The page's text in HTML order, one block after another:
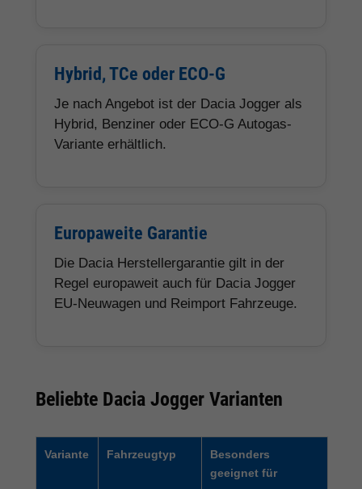
Hybrid, TCe oder ECO-G
Je nach Angebot ist der Dacia Jogger als
Hybrid, Benziner oder ECO-G Autogas-
Variante erhältlich.
Europaweite Garantie
Die Dacia Herstellergarantie gilt in der
Regel europaweit auch für Dacia Jogger
EU-Neuwagen und Reimport Fahrzeuge.
Beliebte Dacia Jogger Varianten
Variante Fahrzeugtyp
Besonders
geeignet für